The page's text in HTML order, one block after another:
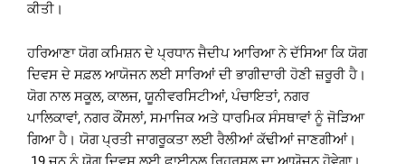
ਕੀਤੀ।
ਹਰਿਆਣਾ ਯੋਗ ਕਮਿਸ਼ਨ ਦੇ ਪ੍ਰਧਾਨ ਜੈਦੀਪ ਆਰਿਆ ਨੇ ਦੱਸਿਆ ਕਿ ਯੋਗ
ਦਿਵਸ ਦੇ ਸਫ਼ਲ ਆਯੋਜਨ ਲਈ ਸਾਰਿਆਂ ਦੀ ਭਾਗੀਦਾਰੀ ਹੋਣੀ ਜ਼ਰੂਰੀ ਹੈ।
ਯੋਗ ਨਾਲ ਸਕੂਲ, ਕਾਲਜ, ਯੂਨੀਵਰਸਿਟੀਆਂ, ਪੰਚਾਇਤਾਂ, ਨਗਰ
ਪਾਲਿਕਾਵਾਂ, ਨਗਰ ਕੌਂਸਲਾਂ, ਸਮਾਜਿਕ ਅਤੇ ਧਾਰਮਿਕ ਸੰਸਥਾਵਾਂ ਨੂੰ ਜੋੜਿਆ
ਗਿਆ ਹੈ। ਯੋਗ ਪ੍ਰਤੀ ਜਾਗਰੂਕਤਾ ਲਈ ਰੈਲੀਆਂ ਕੱਢੀਆਂ ਜਾਣਗੀਆਂ।